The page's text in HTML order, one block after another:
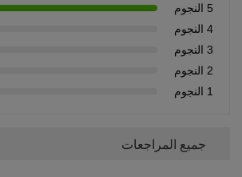
5 النجوم
4 النجوم
3 النجوم
2 النجوم
1 النجوم
جميع المراجعات